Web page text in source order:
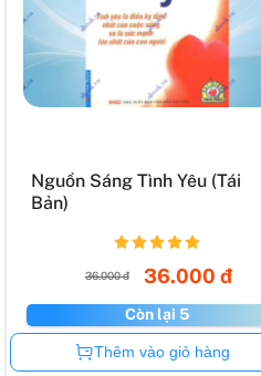
Nguồn Sáng Tình Yêu (Tái
Bản)
36.000 đ 36.000 đ
Còn lại 5
Còn hàng
Thêm vào giỏ hàng